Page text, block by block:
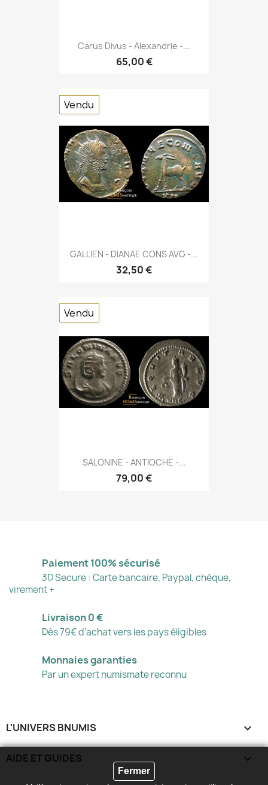
Carus Divus - Alexandrie -...
65,00 €
GALLIEN - DIANAE CONS AVG -...
32,50 €
Vendu
SALONINE - ANTIOCHE -...
79,00 €
Vendu
Paiement 100% sécurisé
3D Secure : Carte bancaire, Paypal, chèque,
virement +
Livraison 0 €
Dès 79€ d'achat vers les pays éligibles
Monnaies garanties
Par un expert numismate reconnu
L'UNIVERS BNUMIS 
AIDE ET GUIDES 
Fermer